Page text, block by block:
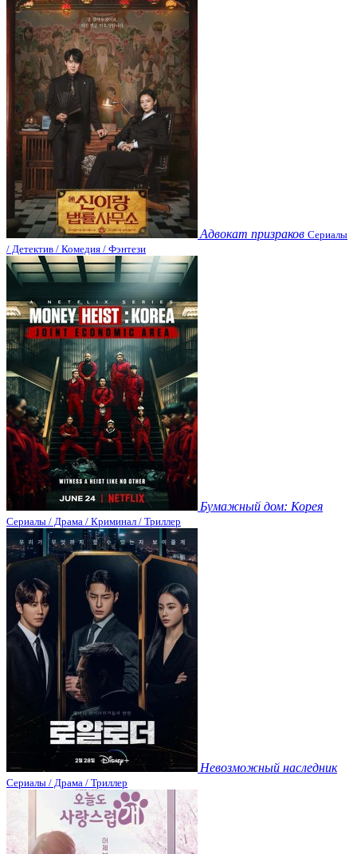
Адвокат призраков Сериалы
/ Детектив / Комедия / Фэнтези
Бумажный дом: Корея
Сериалы / Драма / Криминал / Триллер
Невозможный наследник
Сериалы / Драма / Триллер